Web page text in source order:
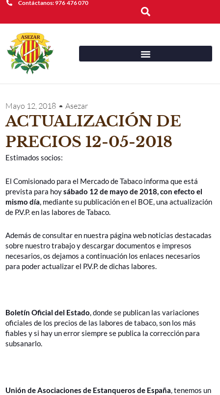
Contáctanos: 976 476 070
Buscar
Mayo 12, 2018 Asezar
ACTUALIZACIÓN DE
PRECIOS 12-05-2018
Estimados socios:
El Comisionado para el Mercado de Tabaco informa que está
prevista para hoysábado 12 de mayo de 2018, con efecto el
mismo día, mediante su publicación en el BOE, una actualización
de P.V.P. en las labores de Tabaco.
Además de consultar en nuestra página web noticias destacadas
sobre nuestro trabajo y descargar documentos e impresos
necesarios, os dejamos a continuación los enlaces necesarios
para poder actualizar el P.V.P. de dichas labores.
Boletín Oficial del Estado, donde se publican las variaciones
oficiales de los precios de las labores de tabaco, son los más
fiables y si hay un error siempre se publica la corrección para
subsanarlo.
Unión de Asociaciones de Estanqueros de España, tenemos un